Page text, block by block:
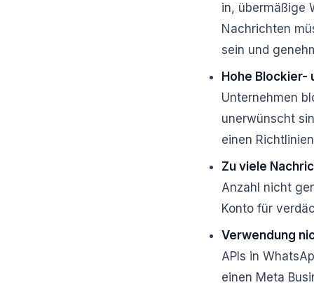
in, übermäßige
Nachrichten
sein und
Hohe Blockier-
Unternehmen
unerwünscht
einen
Zu viele
Anzahl nicht
Konto für
Verwendung
APIs in
einen Meta